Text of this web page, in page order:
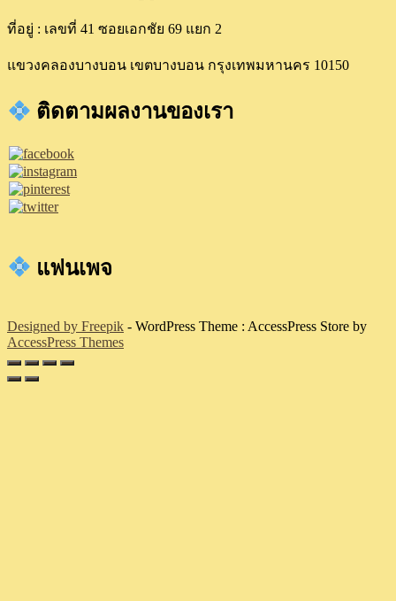
ที่อยู่ : เลขที่ 41 ซอยเอกชัย 69 แยก 2
แขวงคลองบางบอน เขตบางบอน กรุงเทพมหานคร 10150
ติดตามผลงานของเรา
แฟนเพจ
Designed by Freepik - WordPress Theme : AccessPress Store by
AccessPress Themes